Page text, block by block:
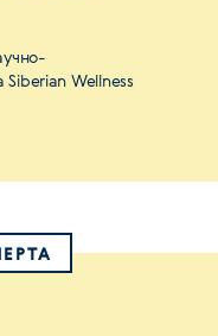
Wellness